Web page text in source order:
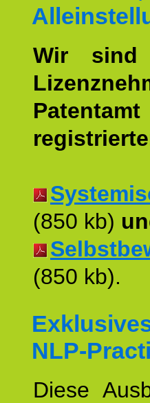
Wir sind
(850 kb)
(850 kb).
NLP-
Diese